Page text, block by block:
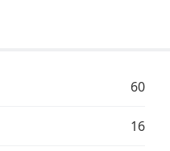
60
16